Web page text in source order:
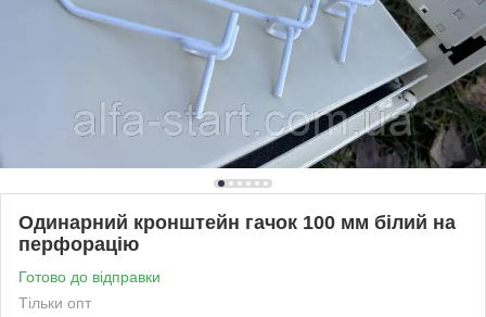
Одинарний кронштейн гачок 100 мм білий на
перфорацію
Готово до відправки
Тільки опт